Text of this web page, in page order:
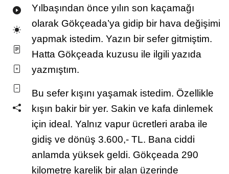
Yılbaşından önce yılın son kaçamağı
olarak Gökçeada’ya gidip bir hava değişimi
yapmak istedim. Yazın bir sefer gitmiştim.
Hatta Gökçeada kuzusu ile ilgili yazıda
yazmıştım.
Bu sefer kışını yaşamak istedim. Özellikle
kışın bakir bir yer. Sakin ve kafa dinlemek
için ideal. Yalnız vapur ücretleri araba ile
gidiş ve dönüş 3.600,- TL. Bana ciddi
anlamda yüksek geldi. Gökçeada 290
kilometre karelik bir alan üzerinde